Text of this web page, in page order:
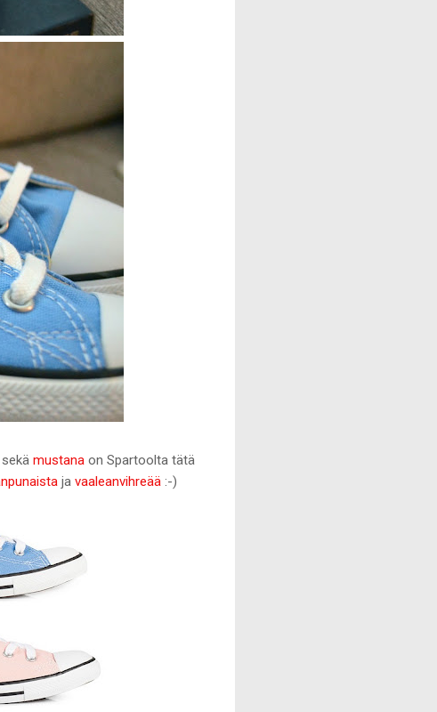
sekä mustana on Spartoolta tätä
ja vaaleanvihreää :-)